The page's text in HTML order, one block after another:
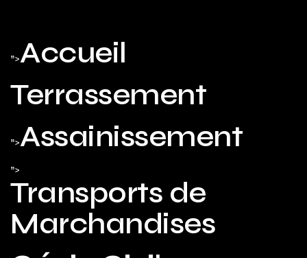
">Accueil
Terrassement
">Assainissement
">
Transports de
Marchandises